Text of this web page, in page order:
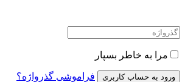
مرا به خاطر بسپار
فراموشی گذرواژه؟